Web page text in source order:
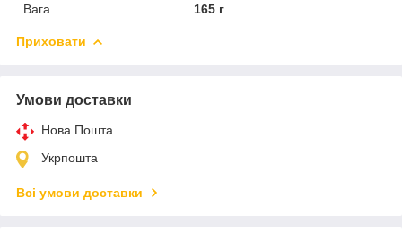
Вага
165 г
Приховати
Умови доставки
Нова Пошта
Укрпошта
Всі умови доставки